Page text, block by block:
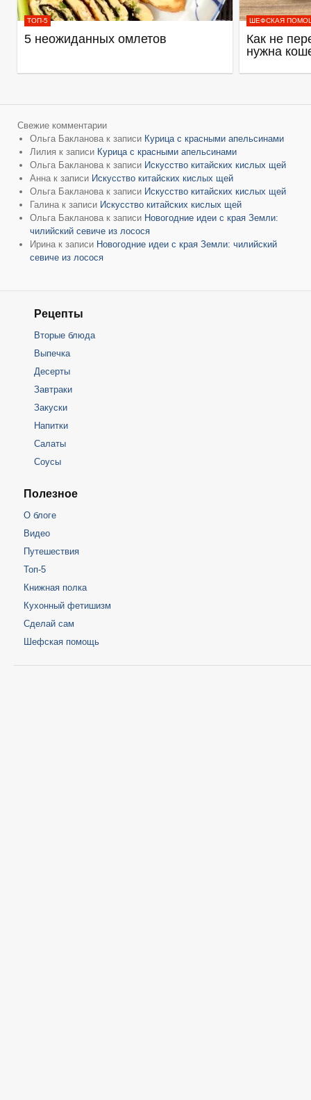
ТОП-5
5 неожиданных омлетов
ШЕФСКАЯ
Как не
нужна
Свежие комментарии
Ольга Бакланова к записи Курица с красными апельсинами
Лилия к записи Курица с красными апельсинами
Ольга Бакланова к записи Искусство китайских кислых щей
Анна к записи Искусство китайских кислых щей
Ольга Бакланова к записи Искусство китайских кислых щей
Галина к записи Искусство китайских кислых щей
Ольга Бакланова к записи Новогодние идеи с края Земли:
чилийский севиче из лосося
Ирина к записи Новогодние идеи с края Земли: чилийский
севиче из лосося
Рецепты
Вторые блюда
Выпечка
Десерты
Завтраки
Закуски
Напитки
Салаты
Соусы
Полезное
О блоге
Видео
Путешествия
Топ-5
Книжная полка
Кухонный фетишизм
Сделай сам
Шефская помощь